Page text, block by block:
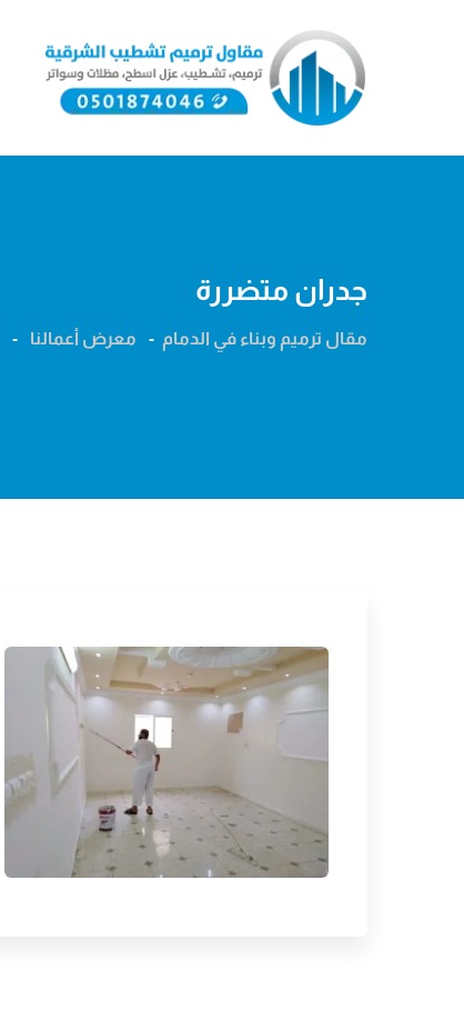
جدران متضررة
مقال ترميم وبناء في الدمام - معرض أعمالنا -